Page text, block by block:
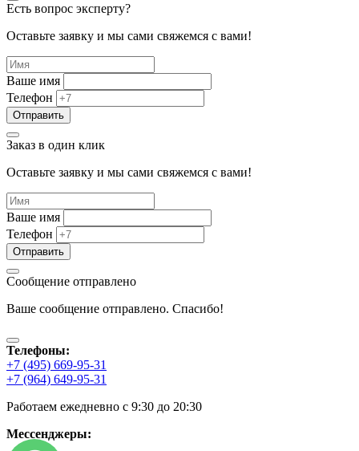
Есть вопрос эксперту?
Оставьте заявку и мы сами свяжемся с вами!
Ваше имя
Телефон
Заказ в один клик
Оставьте заявку и мы сами свяжемся с вами!
Ваше имя
Телефон
Сообщение отправлено
Ваше сообщение отправлено. Спасибо!
Телефоны:
+7 (495) 669-95-31
+7 (964) 649-95-31
Работаем ежедневно с 9:30 до 20:30
Мессенджеры: